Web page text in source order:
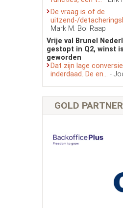
De vraag is of de
uitzend-/
Mark M. Bol Raap
Vrije val Brunel
gestopt in Q2, winst
geworden
Dat zijn lage
inderdaad. De en... -
GOLD